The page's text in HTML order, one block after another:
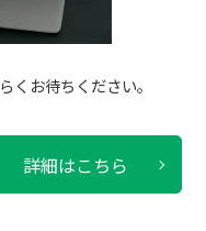
くお待ちください。
詳細はこちら